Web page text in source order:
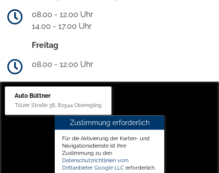
08.00 - 12.00 Uhr
14.00 - 17.00 Uhr
Freitag
08.00 - 12.00 Uhr
Auto Büttner
Tölzer Straße 38, 82544 Oberegling
Zustimmung erforderlich
Für die Aktivierung der Karten- und
Navigationsdienste ist Ihre
Zustimmung zu den
Datenschutzrichtlinien vom
Drittanbieter Google LLC erforderlich.